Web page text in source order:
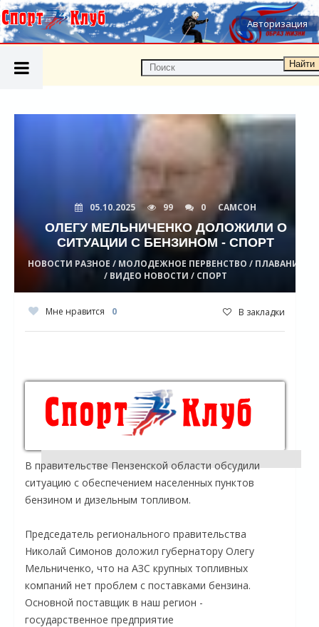
Авторизация
Найти
05.10.2025 99 0 САМСОН
ОЛЕГУ МЕЛЬНИЧЕНКО ДОЛОЖИЛИ О
СИТУАЦИИ С БЕНЗИНОМ - СПОРТ
НОВОСТИ РАЗНОЕ / МОЛОДЕЖНОЕ ПЕРВЕНСТВО / ПЛАВАНИЕ
/ ВИДЕО НОВОСТИ / СПОРТ
Мне нравится 0 В закладки
В правительстве Пензенской области обсудили
ситуацию с обеспечением населенных пунктов
бензином и дизельным топливом.
Председатель регионального правительства
Николай Симонов доложил губернатору Олегу
Мельниченко, что на АЗС крупных топливных
компаний нет проблем с поставками бензина.
Основной поставщик в наш регион -
государственное предприятие